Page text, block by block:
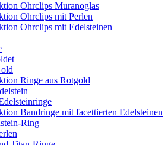
Ohrclips Muranoglas
Ohrclips mit Perlen
Ohrclips mit Edelsteinen
Ringe aus Rotgold
Bandringe mit facettierten Edelsteinen
Ring